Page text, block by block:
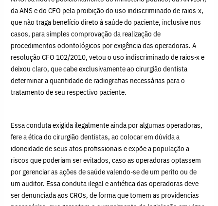
da ANS e do CFO pela proibição do uso indiscriminado de raios-x,
que não traga benefício direto á saúde do paciente, inclusive nos
casos, para simples comprovação da realização de
procedimentos odontológicos por exigência das operadoras. A
resolução CFO 102/2010, vetou o uso indiscriminado de raios-x e
deixou claro, que cabe exclusivamente ao cirurgião dentista
determinar a quantidade de radiografias necessárias para o
tratamento de seu respectivo paciente.
Essa conduta exigida ilegalmente ainda por algumas operadoras,
fere a ética do cirurgião dentistas, ao colocar em dúvida a
idoneidade de seus atos profissionais e expõe a população a
riscos que poderiam ser evitados, caso as operadoras optassem
por gerenciar as ações de saúde valendo-se de um perito ou de
um auditor. Essa conduta ilegal e antiética das operadoras deve
ser denunciada aos CROs, de forma que tomem as providencias